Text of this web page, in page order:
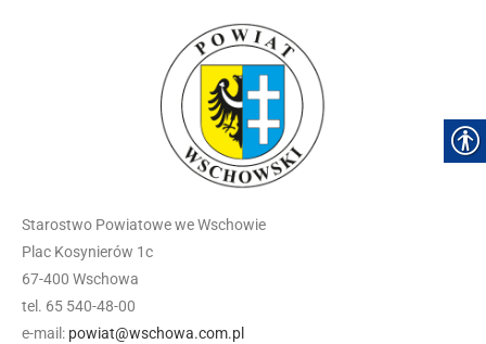
Starostwo Powiatowe we Wschowie
Plac Kosynierów 1c
67-400 Wschowa
tel. 65 540-48-00
e-mail: powiat@wschowa.com.pl